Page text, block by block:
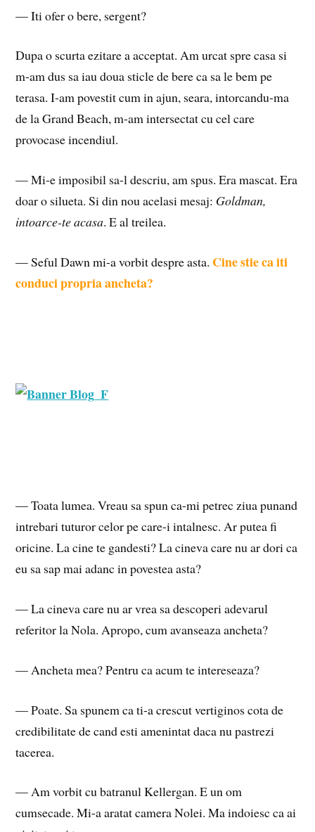
— Iti ofer o bere, sergent?
Dupa o scurta ezitare a acceptat. Am urcat spre casa si
m-am dus sa iau doua sticle de bere ca sa le bem pe
terasa. I-am povestit cum in ajun, seara, intorcandu-ma
de la Grand Beach, m-am intersectat cu cel care
provocase incendiul.
— Mi-e imposibil sa-l descriu, am spus. Era mascat. Era
doar o silueta. Si din nou acelasi mesaj: Goldman,
intoarce-te acasa. E al treilea.
— Seful Dawn mi-a vorbit despre asta. Cine stie ca iti
conduci propria ancheta?
— Toata lumea. Vreau sa spun ca-mi petrec ziua punand
intrebari tuturor celor pe care-i intalnesc. Ar putea fi
oricine. La cine te gandesti? La cineva care nu ar dori ca
eu sa sap mai adanc in povestea asta?
— La cineva care nu ar vrea sa descoperi adevarul
referitor la Nola. Apropo, cum avanseaza ancheta?
— Ancheta mea? Pentru ca acum te intereseaza?
— Poate. Sa spunem ca ti-a crescut vertiginos cota de
credibilitate de cand esti amenintat daca nu pastrezi
tacerea.
— Am vorbit cu batranul Kellergan. E un om
cumsecade. Mi-a aratat camera Nolei. Ma indoiesc ca ai